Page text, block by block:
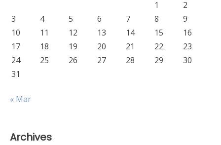
1
2
3
4 5 6 7 8
9
10
11 12 13 14 15
16
17
18 19 20 21 22
23
24
25 26 27 28 29
30
31
« Mar
Archives